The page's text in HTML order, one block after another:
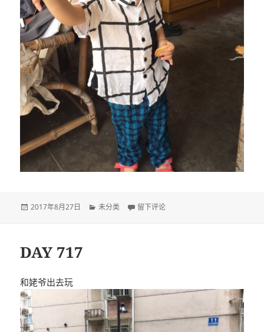
发
2017年8月27日
分
未分类 于DAY 718
留下评论
DAY 717
和姥爷出去玩